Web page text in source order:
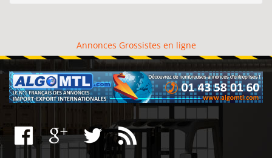
Annonces Grossistes en ligne